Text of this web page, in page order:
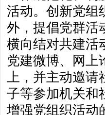
活动。创新党组
外，提倡党群活
横向结对共建活
党建微博、网上
上，并主动邀请
子等参加机关和
增强党组织活动